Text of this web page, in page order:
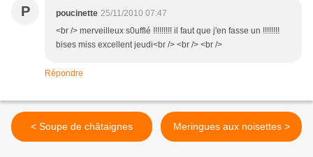
P poucinette 25/11/2010 07:47
<br /> merveilleux s0ufflé !!!!!!!!! il faut que j'en fasse un !!!!!!!!
bises miss excellent jeudi<br /> <br /> <br />
Répondre
< Soupe de châtaignes Meringues aux noisettes >